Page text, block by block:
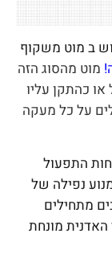
ב מוט משקוף
! מוט מהסוג הזה
כהתקן עליו
על כל מעקה
התפעול
נפילה של
מתחילים
מונחת